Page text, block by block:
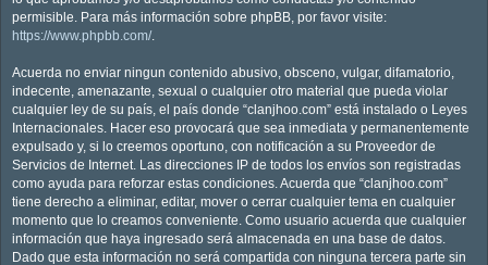
permisible. Para más información sobre phpBB, por favor visite:
https://www.phpbb.com/.
Acuerda no enviar ningun contenido abusivo, obsceno, vulgar, difamatorio,
indecente, amenazante, sexual o cualquier otro material que pueda violar
cualquier ley de su país, el país donde “clanjhoo.com” está instalado o Leyes
Internacionales. Hacer eso provocará que sea inmediata y permanentemente
expulsado y, si lo creemos oportuno, con notificación a su Proveedor de
Servicios de Internet. Las direcciones IP de todos los envíos son registradas
como ayuda para reforzar estas condiciones. Acuerda que “clanjhoo.com”
tiene derecho a eliminar, editar, mover o cerrar cualquier tema en cualquier
momento que lo creamos conveniente. Como usuario acuerda que cualquier
información que haya ingresado será almacenada en una base de datos.
Dado que esta información no será compartida con ninguna tercera parte sin